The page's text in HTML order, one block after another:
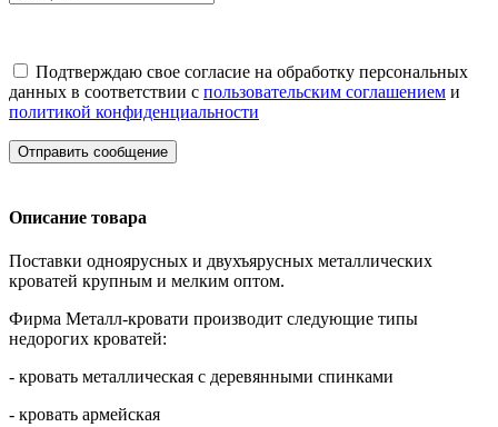
Подтверждаю свое согласие на обработку персональных
данных в соответствии с пользовательским соглашением и
политикой конфиденциальности
Отправить сообщение
Описание товара
Поставки одноярусных и двухъярусных металлических
кроватей крупным и мелким оптом.
Фирма Металл-кровати производит следующие типы
недорогих кроватей:
- кровать металлическая с деревянными спинками
- кровать армейская